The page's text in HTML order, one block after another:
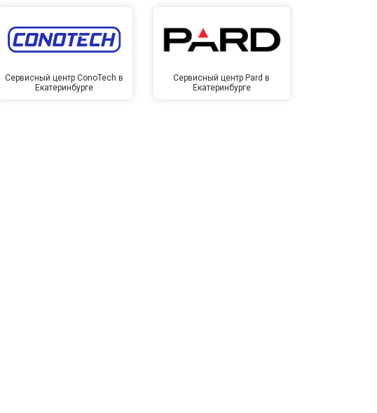
Сервисный центр ConoTech в
Екатеринбурге
Сервисный центр Pard в
Екатеринбурге